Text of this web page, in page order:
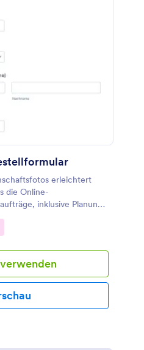
erleichtert
die Online-
inklusive Planung,
sicherer Verarbeitung
Jotform.